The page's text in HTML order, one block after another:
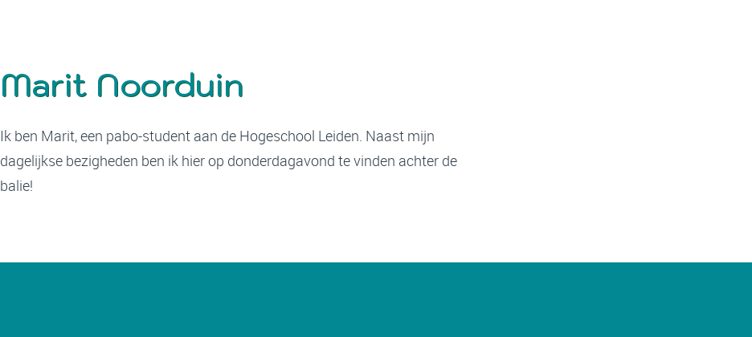
Marit Noorduin
Ik ben Marit, een pabo-student aan de Hogeschool Leiden. Naast mijn
dagelijkse bezigheden ben ik hier op donderdagavond te vinden achter de
balie!